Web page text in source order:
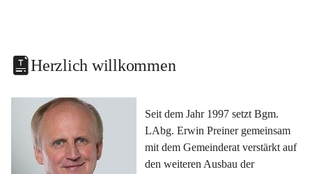
Herzlich willkommen
Seit dem Jahr 1997 setzt Bgm.
LAbg. Erwin Preiner gemeinsam
mit dem Gemeinderat verstärkt auf
den weiteren Ausbau der